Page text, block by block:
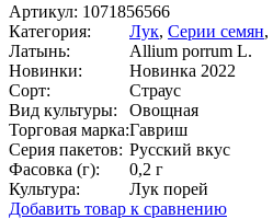
Артикул: 1071856566
Категория:
Лук, Серии семян,
Латынь:
Allium porrum L.
Новинки:
Новинка 2022
Сорт:
Страус
Вид культуры:
Овощная
Торговая марка:Гавриш
Серия пакетов: Русский вкус
Фасовка (г):
0,2 г
Культура:
Лук порей
Добавить товар к сравнению